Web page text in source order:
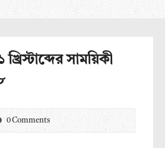
সাময়িকী
0 Comments